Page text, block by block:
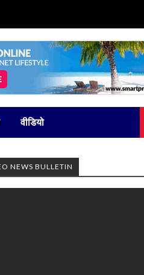
वीडियो
NEWS BULLETIN